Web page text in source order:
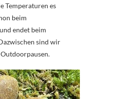
Temperaturen es
beim
endet beim
sind wir